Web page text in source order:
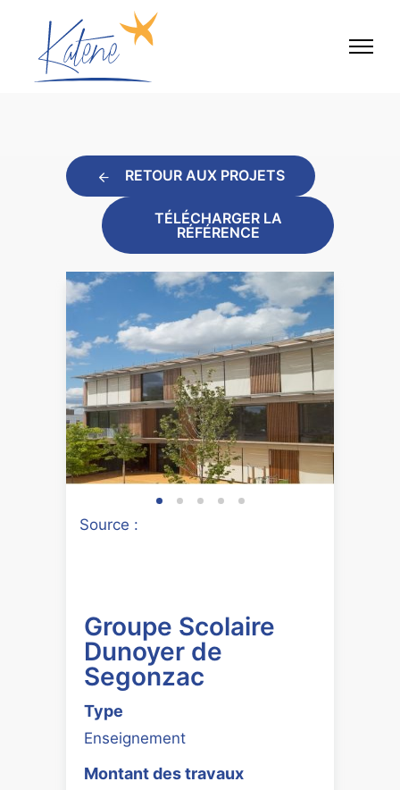
RETOUR AUX PROJETS
TÉLÉCHARGER LA
RÉFÉRENCE
Source :
Groupe Scolaire
Dunoyer de
Segonzac
Type
Enseignement
Montant des travaux